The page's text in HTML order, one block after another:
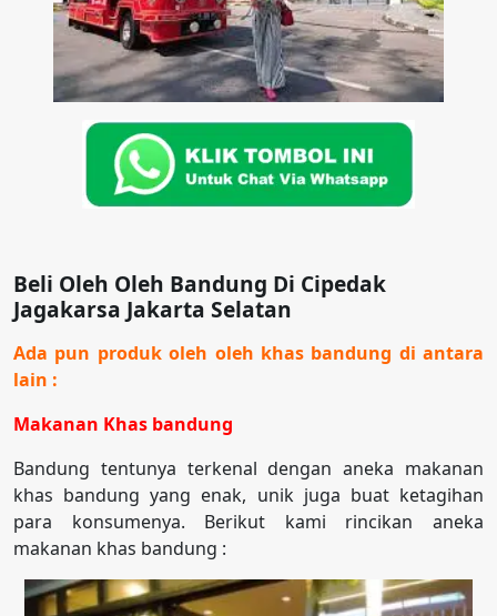
Beli Oleh Oleh Bandung Di Cipedak
Jagakarsa Jakarta Selatan
Ada pun produk oleh oleh khas bandung di antara
lain :
Makanan Khas bandung
Bandung tentunya terkenal dengan aneka makanan
khas bandung yang enak, unik juga buat ketagihan
para konsumenya. Berikut kami rincikan aneka
makanan khas bandung :